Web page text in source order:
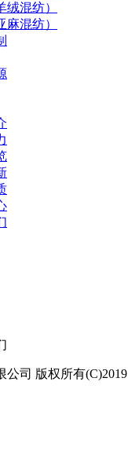
绒混纺）
麻混纺）
公司 版权所有(C)2019